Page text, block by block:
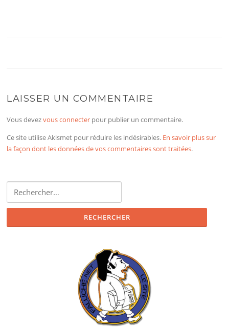
LAISSER UN COMMENTAIRE
Vous devezvous connecter pour publier un commentaire.
Ce site utilise Akismet pour réduire les indésirables. En savoir plus sur
la façon dont les données de vos commentaires sont traitées.